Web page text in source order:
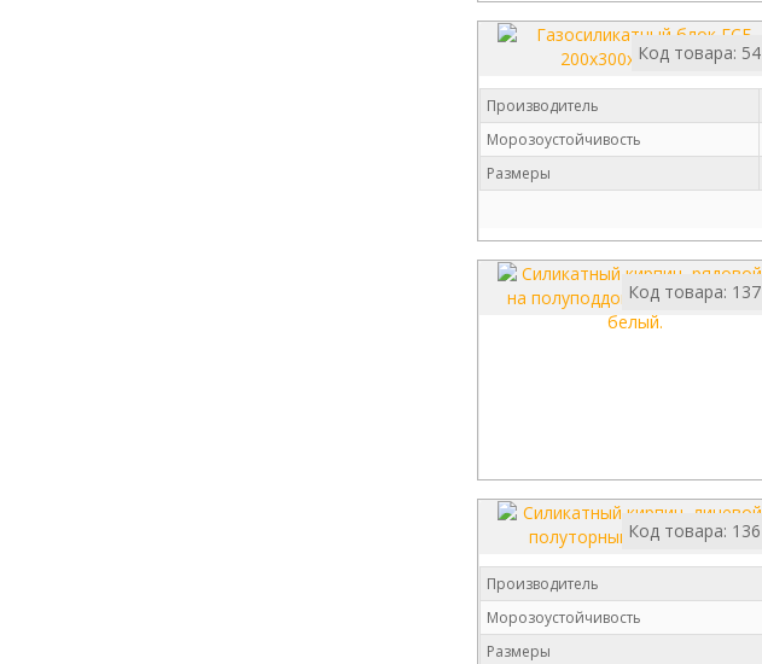
Код товара: 54
Производитель
Морозоустойчивость
Размеры
Код товара: 137
Код товара: 136
Производитель
Морозоустойчивость
Размеры